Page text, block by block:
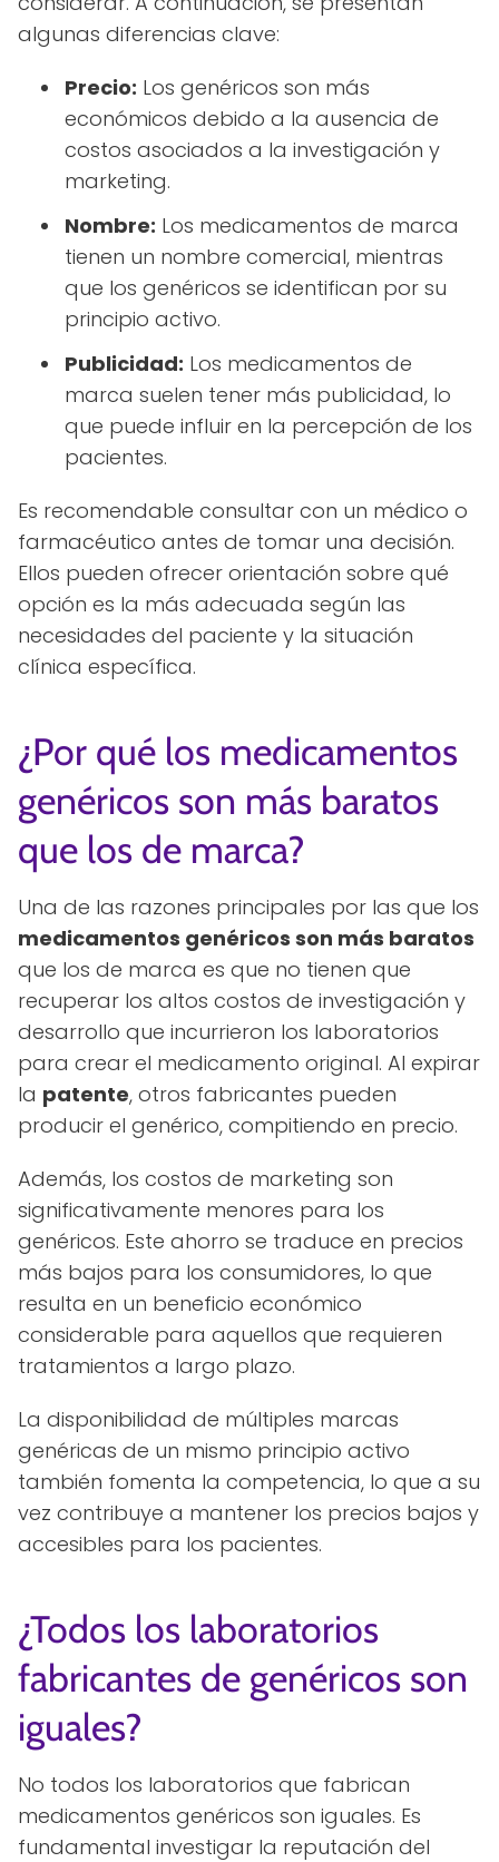
algunas diferencias clave:
Precio: Los genéricos son más
económicos debido a la ausencia de
costos asociados a la investigación y
marketing.
Nombre: Los medicamentos de marca
tienen un nombre comercial, mientras
que los genéricos se identifican por su
principio activo.
Publicidad: Los medicamentos de
marca suelen tener más publicidad, lo
que puede influir en la percepción de los
pacientes.
Es recomendable consultar con un médico o
farmacéutico antes de tomar una decisión.
Ellos pueden ofrecer orientación sobre qué
opción es la más adecuada según las
necesidades del paciente y la situación
clínica específica.
¿Por qué los medicamentos
genéricos son más baratos
que los de marca?
Una de las razones principales por las que los
medicamentos genéricos son más baratos
que los de marca es que no tienen que
recuperar los altos costos de investigación y
desarrollo que incurrieron los laboratorios
para crear el medicamento original. Al expirar
la patente, otros fabricantes pueden
producir el genérico, compitiendo en precio.
Además, los costos de marketing son
significativamente menores para los
genéricos. Este ahorro se traduce en precios
más bajos para los consumidores, lo que
resulta en un beneficio económico
considerable para aquellos que requieren
tratamientos a largo plazo.
La disponibilidad de múltiples marcas
genéricas de un mismo principio activo
también fomenta la competencia, lo que a su
vez contribuye a mantener los precios bajos y
accesibles para los pacientes.
¿Todos los laboratorios
fabricantes de genéricos son
iguales?
No todos los laboratorios que fabrican
medicamentos genéricos son iguales. Es
fundamental investigar la reputación del